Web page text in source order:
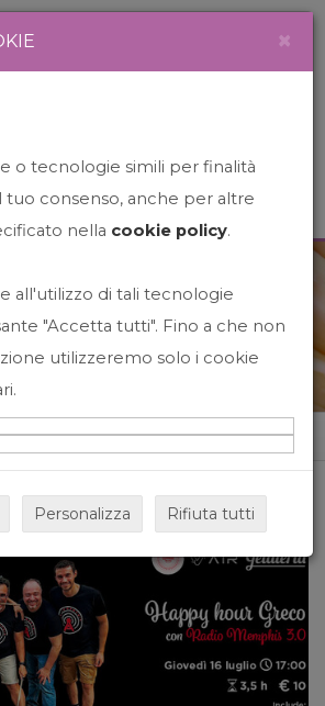
×
o tecnologie simili per finalità
tuo consenso, anche per altre
nella cookie policy.
all'utilizzo di tali tecnologie
"Accetta tutti". Fino a che non
utilizzeremo solo i cookie
Personalizza Rifiuta tutti